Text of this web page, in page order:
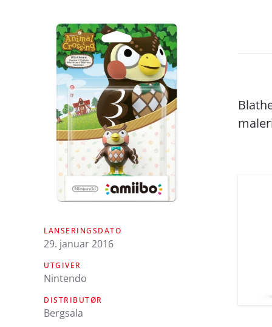
LANSERINGSDATO
29. januar 2016
UTGIVER
Nintendo
DISTRIBUTØR
Bergsala